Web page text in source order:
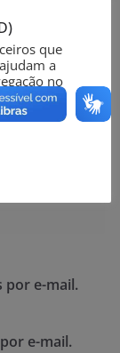
e-mail.
e-mail.
que
a
no
a
uso de